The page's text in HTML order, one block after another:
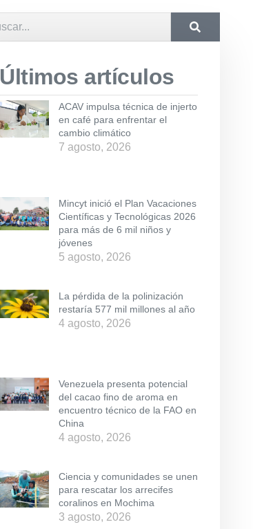
Últimos artículos
ACAV impulsa técnica de injerto
en café para enfrentar el
cambio climático
7 agosto, 2026
Mincyt inició el Plan Vacaciones
Científicas y Tecnológicas 2026
para más de 6 mil niños y
jóvenes
5 agosto, 2026
La pérdida de la polinización
restaría 577 mil millones al año
4 agosto, 2026
Venezuela presenta potencial
del cacao fino de aroma en
encuentro técnico de la FAO en
China
4 agosto, 2026
Ciencia y comunidades se unen
para rescatar los arrecifes
coralinos en Mochima
3 agosto, 2026